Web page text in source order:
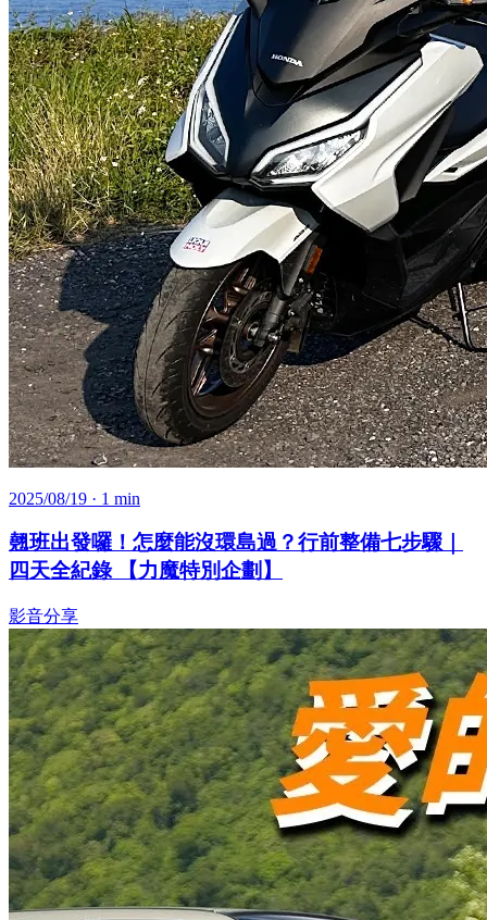
2025/08/19 · 1 min
翹班出發囉！怎麼能沒環島過？行前整備七步驟｜
四天全紀錄 【力魔特別企劃】
影音分享